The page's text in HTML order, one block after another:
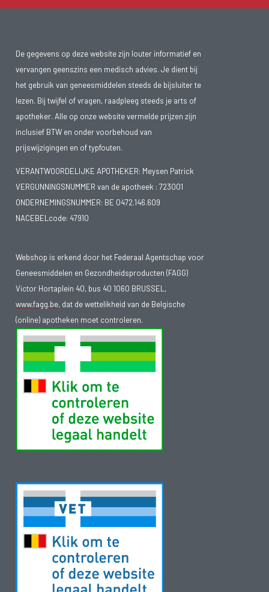
De gegevens op deze website zijn louter informatief en
vervangen geenszins een medisch advies. Je dient bij
het gebruik van geneesmiddelen steeds de bijsluiter te
lezen. Bij twijfel of vragen, raadpleeg steeds je arts of
apotheker. Alle op onze website vermelde prijzen zijn
inclusief BTW en onder voorbehoud van
prijswijzigingen en of typfouten.
VERANTWOORDELIJKE APOTHEKER: Meysen Patrick
VERGUNNINGSNUMMER van de apotheek : 723001
ONDERNEMINGSNUMMER: BE 0472.146.609
NACEBELcode: 47910
Webshop is erkend door het Federaal Agentschap voor
Geneesmiddelen en Gezondheidsproducten (FAGG)
Victor Hortaplein 40, bus 40 1060 BRUSSEL,
www.fagg.be, dat de wettelikheid van de Belgische
(online) apotheken moet controleren.